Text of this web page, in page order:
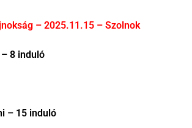
– 2025.11.15 – Szolnok
8 induló
– 15 induló